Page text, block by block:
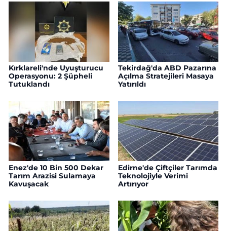
Kırklareli'nde Uyuşturucu
Operasyonu: 2 Şüpheli
Tutuklandı
Tekirdağ'da ABD Pazarına
Açılma Stratejileri Masaya
Yatırıldı
Enez'de 10 Bin 500 Dekar
Tarım Arazisi Sulamaya
Kavuşacak
Edirne'de Çiftçiler Tarımda
Teknolojiyle Verimi
Artırıyor